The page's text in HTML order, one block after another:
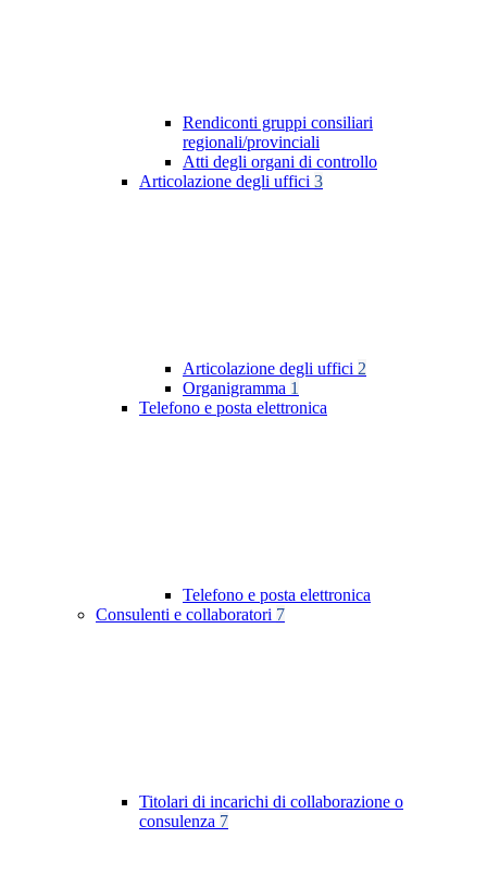
Rendiconti gruppi consiliari
regionali/provinciali
Atti degli organi di controllo
Articolazione degli uffici 3
Articolazione degli uffici 2
Organigramma 1
Telefono e posta elettronica
Telefono e posta elettronica
Consulenti e collaboratori 7
Titolari di incarichi di collaborazione o
consulenza 7